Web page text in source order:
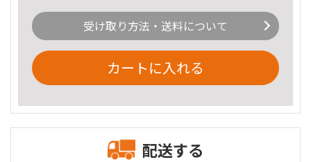
受け取り方法・送料について
カートに入れる
配送する